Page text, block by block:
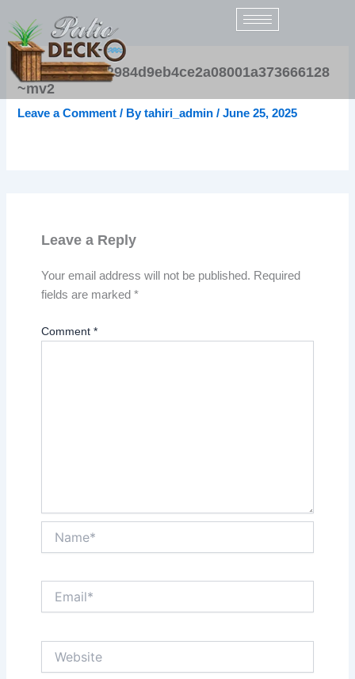
content
5e5b21_75b92984d9eb4ce2a08001a373666128
~mv2
Leave a Comment / Bytahiri_admin/June 25, 2025
Leave a Reply
Your email address will not be published. Required
fields are marked *
Comment *